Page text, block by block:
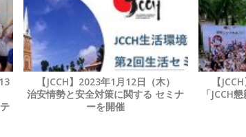
【JCCH】2023年1月12日（木）
治安情勢と安全対策に関する セミナ
ーを開催
【
「JCCH